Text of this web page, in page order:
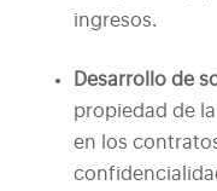
ingresos.
Desarrollo de
propiedad de
en los